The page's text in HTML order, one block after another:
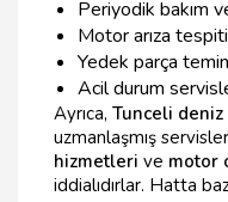
Periyodik bakım
Motor arıza
Yedek parça
Acil durum
Ayrıca, Tunceli
uzmanlaşmış
hizmetleri ve motor
iddialıdırlar. Hatta